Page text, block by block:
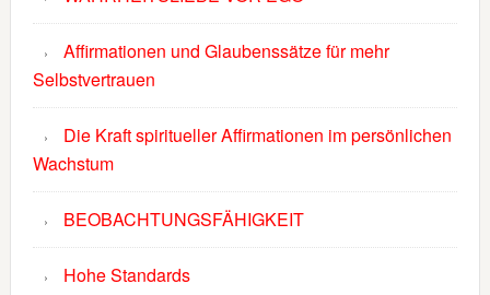
Affirmationen und Glaubenssätze für mehr
Selbstvertrauen
Die Kraft spiritueller Affirmationen im persönlichen
Wachstum
BEOBACHTUNGSFÄHIGKEIT
Hohe Standards